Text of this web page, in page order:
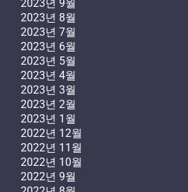
2023년 9월
2023년 8월
2023년 7월
2023년 6월
2023년 5월
2023년 4월
2023년 3월
2023년 2월
2023년 1월
2022년 12월
2022년 11월
2022년 10월
2022년 9월